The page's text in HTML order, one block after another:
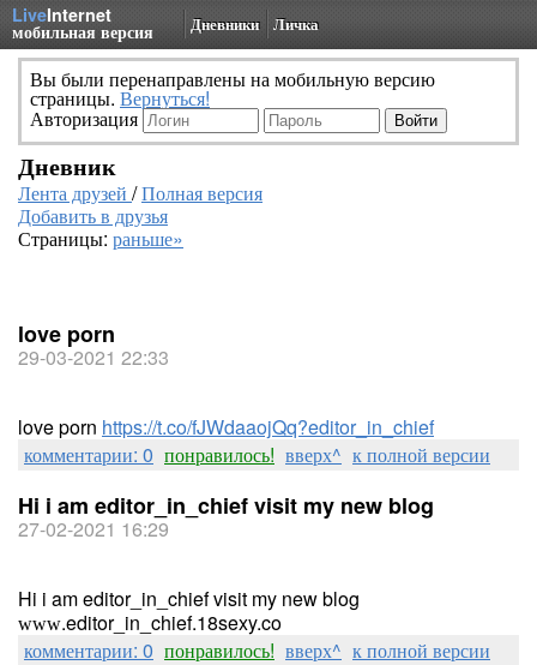
LiveInternet
мобильная версия Дневники Личка
Вы были перенаправлены на мобильную версию
страницы. Вернуться!
Авторизация
Дневник
Лента друзей /Полная версия
Добавить в друзья
Страницы: раньше»
love porn
29-03-2021 22:33
love porn https://t.co/fJWdaaojQq?editor_in_chief
комментарии: 0 понравилось! вверх^ к полной версии
Hi i am editor_in_chief visit my new blog
27-02-2021 16:29
Hi i am editor_in_chief visit my new blog
ᴡᴡᴡ.editor_in_chief.18sexy.co
комментарии: 0 понравилось! вверх^ к полной версии